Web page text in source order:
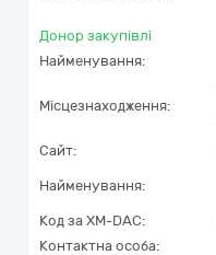
Донор закупівлі
Найменування:
Місцезнаходження:
Сайт:
Найменування:
Код за XM-DAC:
Контактна особа: